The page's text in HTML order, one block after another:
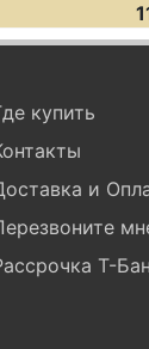
купить
и
Т-